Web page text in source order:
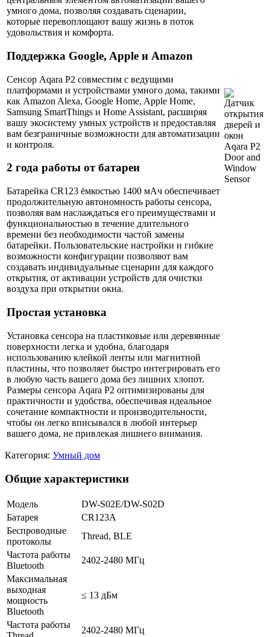
умного дома, позволяя создавать сценарии,
которые перевоплощают вашу жизнь в поток
удовольствия и комфорта.
Поддержка Google, Apple и Amazon
Сенсор Aqara P2 совместим с ведущими
платформами и устройствами умного дома, такими
как Amazon Alexa, Google Home, Apple Home,
Samsung SmartThings и Home Assistant, расширяя
вашу экосистему умных устройств и предоставляя
вам безграничные возможности для автоматизации
и контроля.
2 года работы от батареи
Батарейка CR123 ёмкостью 1400 мАч обеспечивает
продолжительную автономность работы сенсора,
позволяя вам наслаждаться его преимуществами и
функциональностью в течение длительного
времени без необходимости частой замены
батарейки. Пользовательские настройки и гибкие
возможности конфигурации позволяют вам
создавать индивидуальные сценарии для каждого
открытия, от активации устройств для очистки
воздуха при открытии окна.
Простая установка
Установка сенсора на пластиковые или деревянные
поверхности легка и удобна, благодаря
использованию клейкой ленты или магнитной
пластины, что позволяет быстро интегрировать его
в любую часть вашего дома без лишних хлопот.
Размеры сенсора Aqara P2 оптимизированы для
практичности и удобства, обеспечивая идеальное
сочетание компактности и производительности,
чтобы он легко вписывался в любой интерьер
вашего дома, не привлекая лишнего внимания.
Категория: Умный дом
Общие характеристики
Модель
DW-S02E/DW-S02D
Батарея
CR123A
Беспроводные
протоколы
Thread, BLE
Частота работы
Bluetooth
2402-2480 МГц
Максимальная
выходная
мощность
Bluetooth
≤ 13 дБм
Частота работы
2402-2480 МГц